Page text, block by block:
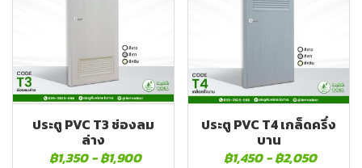
ประตู PVC T3 ช่องลม
ล่าง
฿1,350 -฿1,900
ประตู PVC T4 เกล็ดครึ่ง
บาน
฿1,450 -฿2,050